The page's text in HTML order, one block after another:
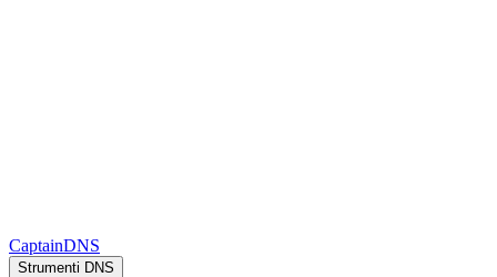
CaptainDNS
Strumenti DNS